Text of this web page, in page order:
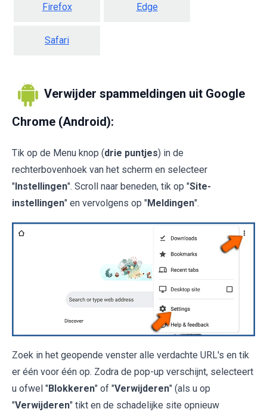
Firefox Edge
Safari
Verwijder spammeldingen uit Google
Chrome (Android):
Tik op de Menu knop (drie puntjes) in de
rechterbovenhoek van het scherm en selecteer
"Instellingen". Scroll naar beneden, tik op "Site-
instellingen" en vervolgens op "Meldingen".
Zoek in het geopende venster alle verdachte URL's en tik
er één voor één op. Zodra de pop-up verschijnt, selecteert
u ofwel "Blokkeren" of "Verwijderen" (als u op
"Verwijderen" tikt en de schadelijke site opnieuw